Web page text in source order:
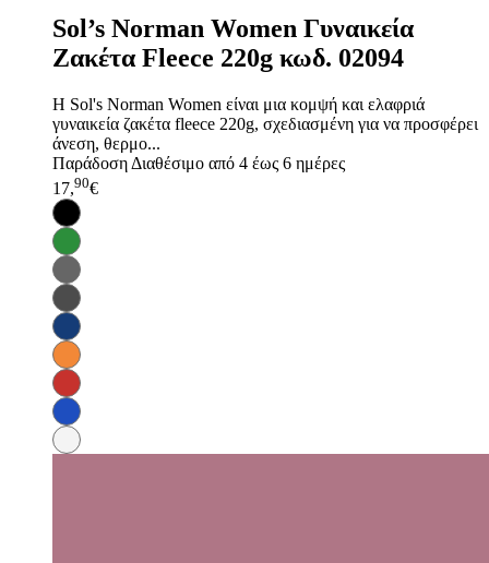
Sol’s Norman Women Γυναικεία
Ζακέτα Fleece 220g κωδ. 02094
Η Sol's Norman Women είναι μια κομψή και ελαφριά
γυναικεία ζακέτα fleece 220g, σχεδιασμένη για να προσφέρει
άνεση, θερμο...
Παράδοση Διαθέσιμο από 4 έως 6 ημέρες
17,90€